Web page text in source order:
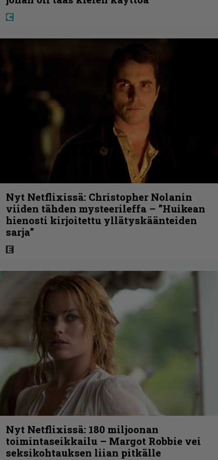
Nyt Netflixissä: Christopher Nolanin
viiden tähden mysteerileffa – ”Huikean
hienosti kirjoitettu yllätyskäänteiden
sarja”
Nyt Netflixissä: 180 miljoonan
toimintaseikkailu – Margot Robbie vei
seksikohtauksen liian pitkälle